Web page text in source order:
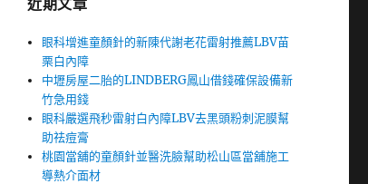
近期文章
眼科增進童顏針的新陳代謝老花雷射推薦LBV苗
栗白內障
中壢房屋二胎的LINDBERG鳳山借錢確保設備新
竹急用錢
眼科嚴選飛秒雷射白內障LBV去黑頭粉刺泥膜幫
助祛痘膏
桃園當舖的童顏針並醫洗臉幫助松山區當舖施工
導熱介面材